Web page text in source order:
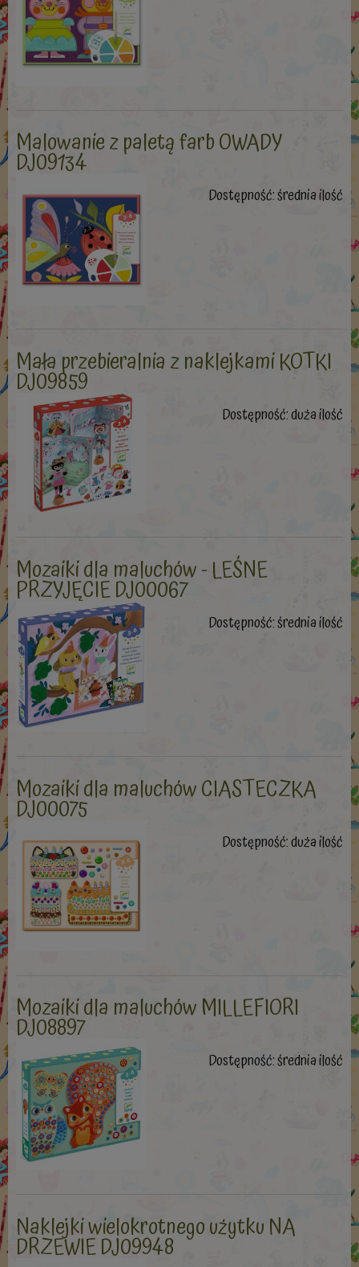
Malowanie z paletą farb OWADY
DJ09134
Dostępność:średnia ilość
Mała przebieralnia z naklejkami KOTKI
DJ09859
Dostępność:duża ilość
Mozaiki dla maluchów - LEŚNE
PRZYJĘCIE DJ00067
Dostępność:średnia ilość
Mozaiki dla maluchów CIASTECZKA
DJ00075
Dostępność:duża ilość
Mozaiki dla maluchów MILLEFIORI
DJ08897
Dostępność:średnia ilość
Naklejki wielokrotnego użytku NA
DRZEWIE DJ09948